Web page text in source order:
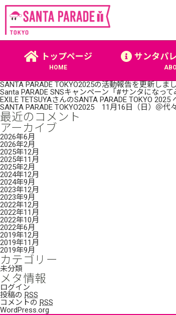
トップページ
HOME
サンタパ
2019年開催終了。ご参加ありが
22 12月, 2019 (16:35) |未分類| By: tgsr_admin
ご要望にお応えし、当日券販売を決定しました！
Search
最近の投稿
SANTA PARADE TOKYO2025の活動報告を更新しまし
Santa PARADE SNSキャンペーン「#サンタになっ
EXILE TETSUYAさんのSANTA PARADE TOKYO 2025
SANTA PARADE TOKYO2025 11月16日（日）＠代
最近のコメント
アーカイブ
2026年6月
2026年2月
2025年12月
2025年11月
2025年2月
2024年12月
2024年9月
2023年12月
2023年9月
2022年12月
2022年11月
2022年10月
2022年6月
2019年12月
2019年11月
2019年9月
カテゴリー
未分類
メタ情報
ログイン
投稿の RSS
コメントの RSS
WordPress.org